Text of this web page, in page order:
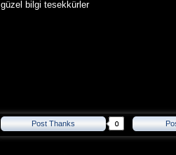
güzel bilgi tesekkürler
Post Thanks